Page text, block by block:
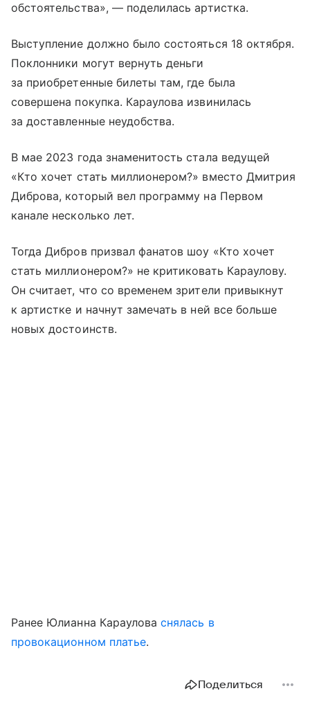
обстоятельства», — поделилась артистка.
Выступление должно было состояться 18 октября.
Поклонники могут вернуть деньги
за приобретенные билеты там, где была
совершена покупка. Караулова извинилась
за доставленные неудобства.
В мае 2023 года знаменитость стала ведущей
«Кто хочет стать миллионером?» вместо Дмитрия
Диброва, который вел программу на Первом
канале несколько лет.
Тогда Дибров призвал фанатов шоу «Кто хочет
стать миллионером?» не критиковать Караулову.
Он считает, что со временем зрители привыкнут
к артистке и начнут замечать в ней все больше
новых достоинств.
Ранее Юлианна Карауловаснялась в
провокационном платье.
Поделиться